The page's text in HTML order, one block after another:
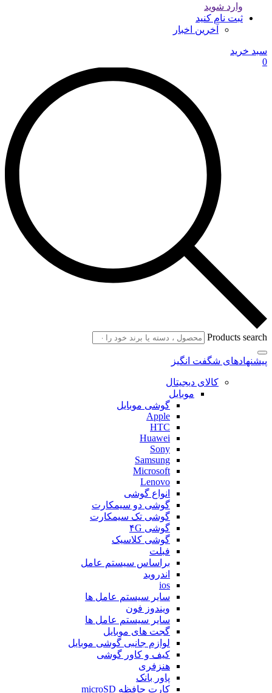
وارد شوید
ثبت نام کنید
آخرین اخبار
سبد خرید
0
Products search
پیشنهادهای شگفت انگیز
کالای دیجیتال
موبایل
گوشی موبایل
Apple
HTC
Huawei
Sony
Samsung
Microsoft
Lenovo
انواع گوشی
گوشی دو سیمکارت
گوشی تک سیمکارت
گوشی ۴G
گوشی کلاسیک
فبلت
براساس سیستم عامل
اندروید
ios
سایر سیستم عامل ها
ویندوز فون
سایر سیستم عامل ها
گجت های موبایل
لوازم جانبی گوشی موبایل
کیف و کاور گوشی
هنزفری
پاور بانک
کارت حافظه microSD